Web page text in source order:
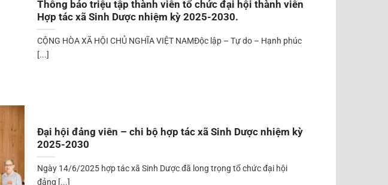
Thông báo triệu tập thành viên tổ chức đại hội thành viên
Hợp tác xã Sinh Dược nhiệm kỳ 2025-2030.
CỘNG HÒA XÃ HỘI CHỦ NGHĨA VIỆT NAMĐộc lập – Tự do – Hạnh phúc
[...]
Đại hội đảng viên – chi bộ hợp tác xã Sinh Dược nhiệm kỳ
2025-2030
Ngày 14/6/2025 hợp tác xã Sinh Dược đã long trọng tổ chức đại hội
đảng [...]